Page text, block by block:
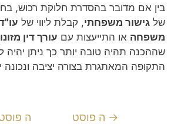
בין אם מדובר בהסדרת חלוקת רכוש,
של גישור משפחתי, קבלת ליווי של
משפחה או התייעצות עם עורך דין
שההכנה תהיה טובה יותר כך ניתן יהיה
התקופה המאתגרת בצורה יציבה ונכונה
→ ה פוסט
ה